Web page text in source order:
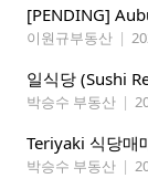
[PENDING]
이원규부동산 |
일식당 (Sushi
박승수 부동산 |
Teriyaki 식당매
박승수 부동산 |